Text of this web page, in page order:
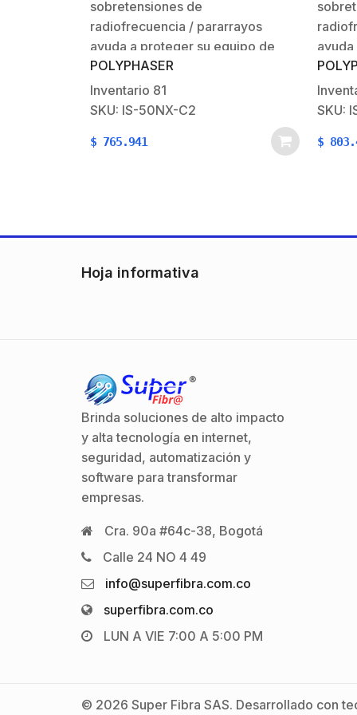
sobretensiones de
radiofrecuencia / pararrayos
ayuda a proteger su equipo de
pulsos electromagnéticos (EMP) o
sobretensiones que suelen ser
causadas por rayos u otros
cambios eléctricos fuertes. Se usa
comúnmente para instalaciones de
POLYPHASER
Inventario 81
SKU: IS-50NX-C2
$ 765.941
SKU:
$
Hoja informativa
Brinda soluciones de alto impacto
y alta tecnología en internet,
seguridad, automatización y
software para transformar
empresas.
Cra. 90a #64c-38, Bogotá
Calle 24 NO 4 49
info@superfibra.com.co
superfibra.com.co
LUN A VIE 7:00 A 5:00 PM
© 2026 Super Fibra SAS. Desarrollado con